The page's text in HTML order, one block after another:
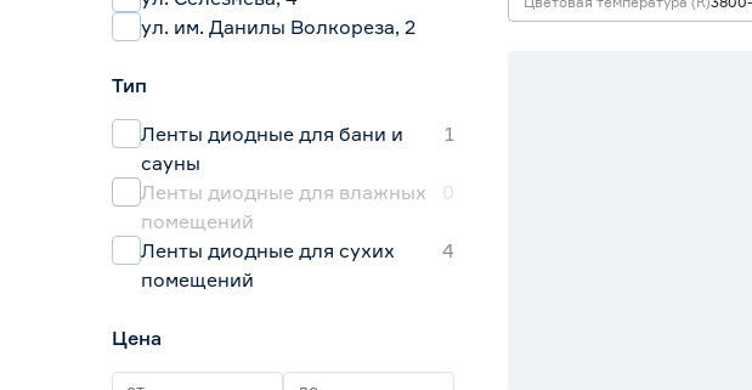
ул. им. Данилы Волкореза, 2
Тип
Ленты диодные для бани и
сауны
1
Ленты диодные для влажных
помещений
0
Ленты диодные для сухих
помещений
4
Цена